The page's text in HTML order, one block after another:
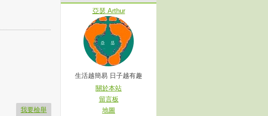
我要檢舉
亞瑟 Arthur
生活越簡易 日子越有趣
關於本站
留言板
地圖